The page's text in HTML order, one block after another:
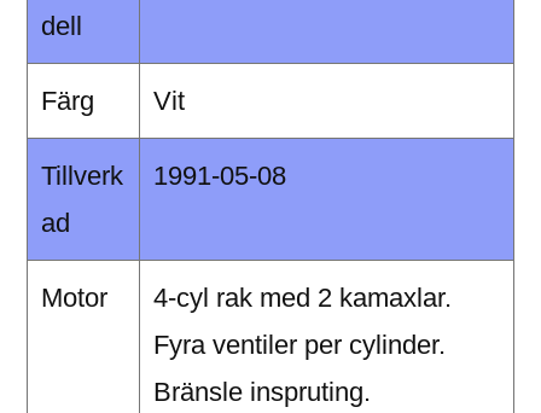
dell
Färg Vit
Tillverk
ad
1991-05-08
Motor
4-cyl rak med 2 kamaxlar.
Fyra ventiler per cylinder.
Bränsle inspruting.